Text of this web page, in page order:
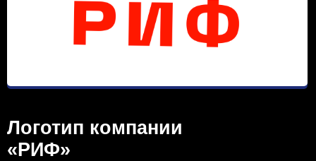
Логотип компании
«РИФ»